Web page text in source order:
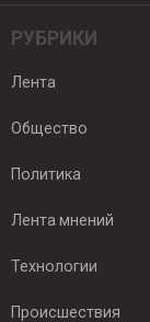
РУБРИКИ
Лента
Общество
Политика
Лента мнений
Технологии
Происшествия